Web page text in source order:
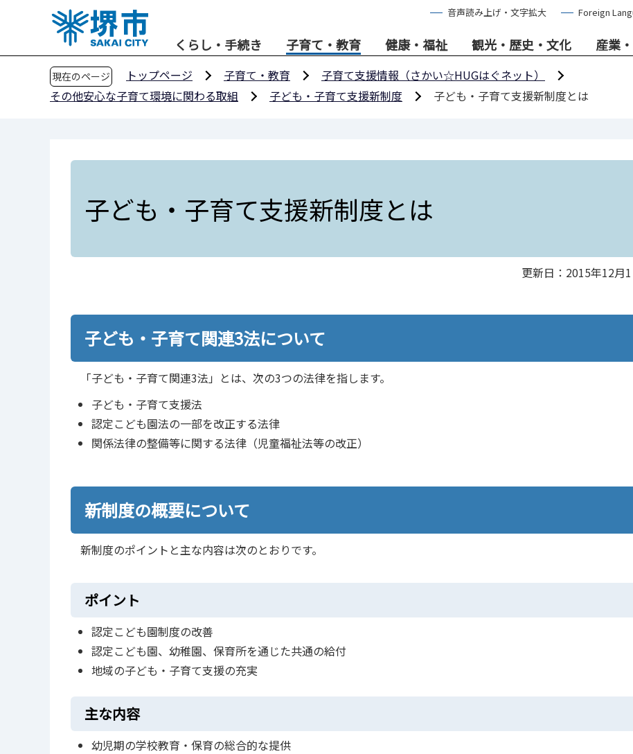
音声読み上げ・文字拡大 Foreign
くらし・手続き 子育て・教育 健康・福祉 観光・歴史・文化 産業
現在のページ トップページ 子育て・教育
子育て支援情報（さかい☆HUGはぐネット）
その他安心な子育て環境に関わる取組
子ども・子育て支援新制度 子ども・子育て支援新制度とは
子ども・子育て支援新制度とは
更新日：2015年12月
子ども・子育て関連3法について
「子ども・子育て関連3法」とは、次の3つの法律を指します。
子ども・子育て支援法
認定こども園法の一部を改正する法律
関係法律の整備等に関する法律（児童福祉法等の改正）
新制度の概要について
新制度のポイントと主な内容は次のとおりです。
ポイント
認定こども園制度の改善
認定こども園、幼稚園、保育所を通じた共通の給付
地域の子ども・子育て支援の充実
主な内容
幼児期の学校教育・保育の総合的な提供